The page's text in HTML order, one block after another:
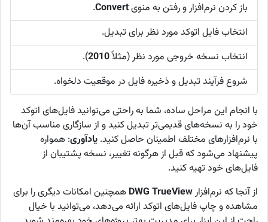
باز کردن نرم‌افزار و رفتن به منویConvert
.
انتخاب فایل اتوکد مورد نظر برای تبدیل.
انتخاب نسخه خروجی مورد نظر (مثلاً2010
).
شروع فرآیند تبدیل و ذخیره فایل در موقعیت دلخواه.
با انجام این مراحل ساده، شما به راحتی می‌توانید فایل‌های اتوکد
خود را به نسخه‌های قدیمی‌تر تبدیل کنید و از سازگاری مناسب آن‌ها
با نرم‌افزارهای مختلف اطمینان حاصل کنید. یادآوری: همواره
پیشنهاد می‌شود که قبل از هرگونه تغییر، نسخه پشتیبان از
فایل‌های خود تهیه کنید.
از آنجا که نرم‌افزارDWG TrueView همچنین امکانات دیگری را برای
مشاهده و چاپ فایل‌های اتوکد ارائه می‌دهد، می‌توانید با خیال